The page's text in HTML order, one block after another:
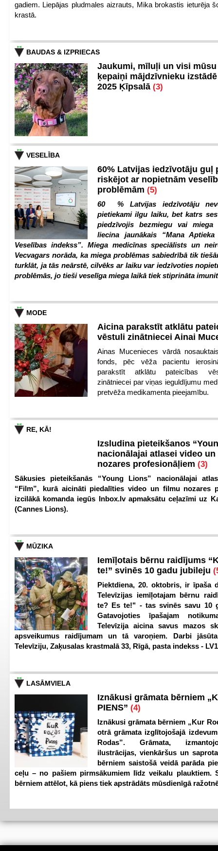
gadiem. Liepājas pludmales aizrauts, Mika brokastis ieturēja
krastā.
BAUDAS & IZPRIECAS
Jaukumi, mīluļi un visi
ķepaiņi mājdzīvnieku
2025 Ķīpsalā (3)
VESELĪBA
60% Latvijas iedzīvotāju guļ
riskējot ar nopietnām
problēmām (5)
60 % Latvijas iedzīvotāju
pietiekami ilgu laiku, bet katrs
piedzīvojis bezmiegu vai miega
liecina jaunākais “Mana
Veselības indekss”. Miega medicīnas speciālists un
Vecvagars norāda, ka miega problēmas sabiedrībā tik
turklāt, ja tās neārstē, cilvēks ar laiku var iedzīvoties
problēmās, jo tieši veselīga miega laikā tiek stiprināta
MODE
Aicina parakstīt atklātu
vēstuli zinātniecei Ainai
Ainas Mucenieces vārdā
fonds, pēc vēža pacientu
parakstīt atklātu pateicības
zinātniecei par viņas ieguldījumu
pretvēža medikamenta pieejamību.
RE, KĀ!
Izsludina pieteikšanos
nacionālajai atlasei video
nozares profesionāļiem (3)
Sākusies pieteikšanās “Young Lions” nacionālajai
“Film”, kurā aicināti piedalīties video un filmu nozares
izcilākā komanda iegūs Inbox.lv apmaksātu ceļazīmi uz
(Cannes Lions).
MŪZIKA
Iemīļotais bērnu raidījums
te!” svinēs 10 gadu jubileju
Piektdiena, 20. oktobris, ir īpaša
Televīzijas iemīļotajam bērnu
te? Es te!" - tas svinēs savu 10
Gatavojoties īpašajam
Televīzija aicina savus mazos
apsveikumus raidījumam un tā varoņiem. Darbi
Televīziju, Zaķusalas krastmalā 33, Rīgā, pasta indekss -
LASĀMVIELA
Iznākusi grāmata bērniem
PIENS” (4)
Iznākusi grāmata bērniem „Kur
otrā grāmata izglītojošajā
Rodas”. Grāmata,
ilustrācijas, vienkāršus un
bērniem saistošā veidā parāda
ceļu – no pašiem pirmsākumiem līdz veikalu plauktiem.
bērniem attēlot, kā piens tiek apstrādāts mūsdienīgā